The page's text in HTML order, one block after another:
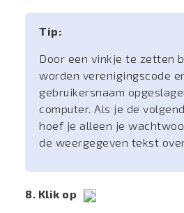
Tip:
Door een vinkje te zetten
worden verenigingscode
gebruikersnaam
computer. Als je de
hoef je alleen je
de weergegeven tekst
8. Klik op